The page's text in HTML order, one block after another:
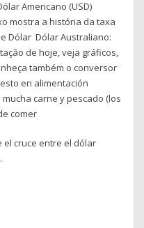
Americano (USD)
mostra a história da taxa
Dólar Dólar Australiano:
de hoje, veja gráficos,
também o conversor
en alimentación
carne y pescado (los
comer
cruce entre el dólar